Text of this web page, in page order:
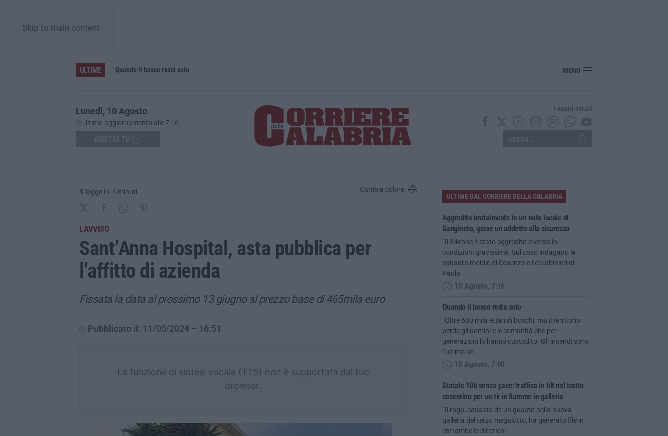
Skip to main content
ULTIME Quando il bosco resta solo Statale 106 senza pace: traffico in tilt nel tratto cosentino per un tir in fiamme in galleria
MENU
Lunedì, 10 Agosto
Ultimo aggiornamento alle 7:16
I nostri canali
Si legge in: 4 minuti Cambia colore:
L’AVVISO
Sant’Anna Hospital, asta pubblica per
l’affitto di azienda
Fissata la data al prossimo 13 giugno al prezzo base di 465mila euro
Pubblicato il: 11/05/2024 – 16:51
La funzione di sintesi vocale (TTS) non è supportata dal tuo
browser.
ULTIME DAL CORRIERE DELLA CALABRIA
Aggredito brutalmente in un noto locale di
Sangineto, grave un addetto alla sicurezza
“Il 34enne è stato aggredito e versa in
condizioni gravissime. Sul caso indagano la
squadra mobile di Cosenza e i carabinieri di
Paola
10 Agosto, 7:16
Quando il bosco resta solo
“Oltre 600 mila ettari di boschi, ma il territorio
perde gli uomini e le comunità che per
generazioni lo hanno custodito. Gli incendi sono
l’ultimo se…
10 Agosto, 7:00
Statale 106 senza pace: traffico in tilt nel tratto
cosentino per un tir in fiamme in galleria
“Il rogo, causato da un guasto nella nuova
galleria del terzo megalotto, ha generato file in
entrambe le direzioni